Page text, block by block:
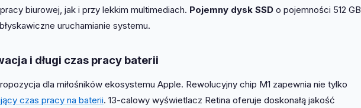
biurowej, jak i przy lekkim multimediach. Pojemny dysk SSD o pojemności 512 GB
uruchamianie systemu.
i długi czas pracy baterii
dla miłośników ekosystemu Apple. Rewolucyjny chip M1 zapewnia nie tylko
czas pracy na baterii. 13-calowy wyświetlacz Retina oferuje doskonałą jakość